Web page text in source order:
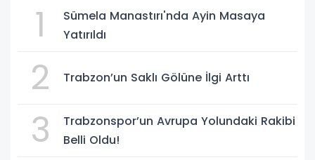
1
Sümela Manastırı'nda Ayin Masaya
Yatırıldı
2 Trabzon’un Saklı Gölüne İlgi Arttı
3
Trabzonspor’un Avrupa Yolundaki Rakibi
Belli Oldu!